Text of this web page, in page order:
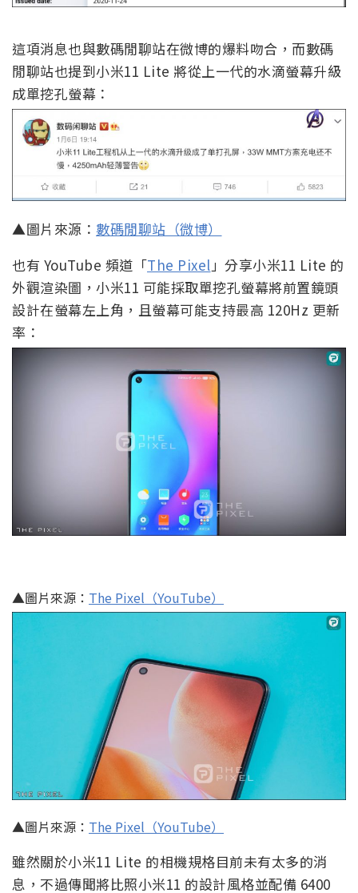
這項消息也與數碼閒聊站在微博的爆料吻合，而數碼
閒聊站也提到小米11 Lite 將從上一代的水滴螢幕升級
成單挖孔螢幕：
▲圖片來源： 數碼閒聊站（微博）
也有 YouTube 頻道「The Pixel 」分享小米11 Lite 的
外觀渲染圖，小米11 可能採取單挖孔螢幕將前置鏡頭
設計在螢幕左上角，且螢幕可能支持最高 120Hz 更新
率：
▲圖片來源： The Pixel（YouTube）
▲圖片來源： The Pixel（YouTube）
雖然關於小米11 Lite 的相機規格目前未有太多的消
息，不過傳聞將比照小米11 的設計風格並配備 6400